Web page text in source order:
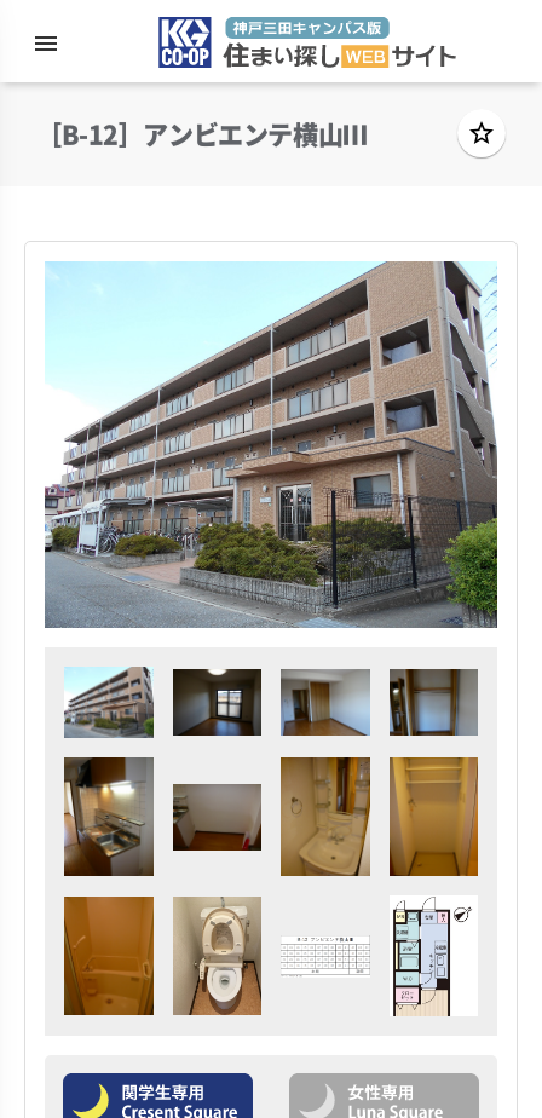
menu
［B-12］アンビエンテ横山Ⅲ star_border